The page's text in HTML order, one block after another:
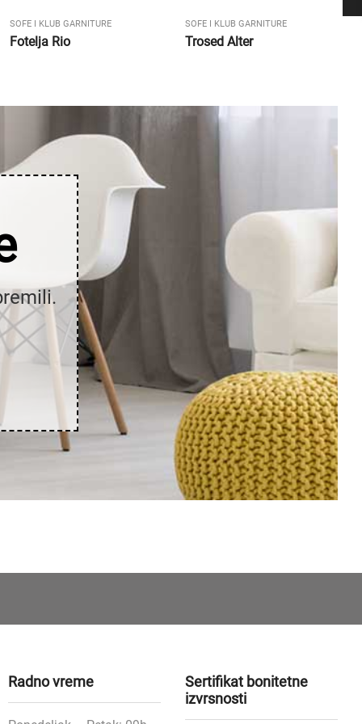
SOFE I KLUB GARNITURE
Fotelja Rio
SOFE I KLUB GARNITURE
Trosed Alter
Radno vreme
Sertifikat bonitetne
izvrsnosti